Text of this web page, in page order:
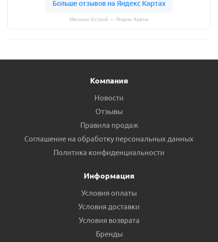
Магазин Естрой — Яндекс.Карты
Компания
Новости
Отзывы
Правила продаж
Соглашение на обработку персональных данных
Политика конфиденциальности
Информация
Условия оплаты
Условия доставки
Условия возврата
Бренды